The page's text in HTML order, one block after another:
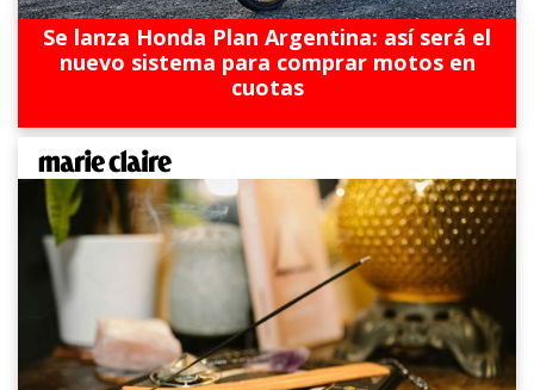
Se lanza Honda Plan Argentina: así será el
nuevo sistema para comprar motos en
cuotas